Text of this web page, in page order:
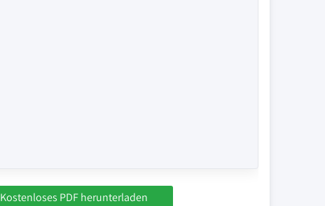
Kostenloses PDF herunterladen